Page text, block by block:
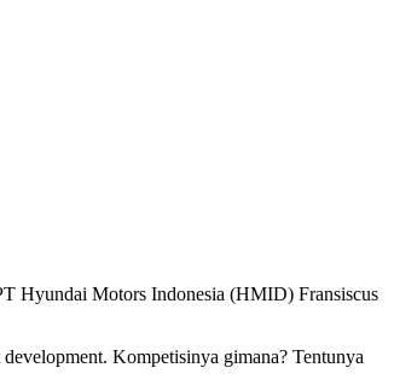
Hyundai Motors Indonesia (HMID) Fransiscus
Kompetisinya gimana? Tentunya